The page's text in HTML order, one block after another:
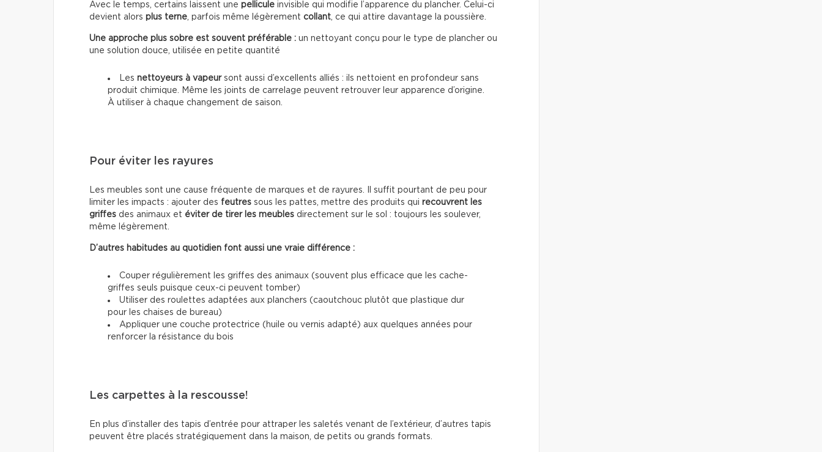
Avec le temps, certains laissent une pellicule invisible qui modifie l’apparence du plancher. Celui-ci
devient alors plus terne, parfois même légèrement collant, ce qui attire davantage la poussière.
Une approche plus sobre est souvent préférable : un nettoyant conçu pour le type de plancher ou
une solution douce, utilisée en petite quantité
Les nettoyeurs à vapeursont aussi d’excellents alliés : ils nettoient en profondeur sans
produit chimique. Même les joints de carrelage peuvent retrouver leur apparence d’origine.
À utiliser à chaque changement de saison.
Pour éviter les rayures
Les meubles sont une cause fréquente de marques et de rayures. Il suffit pourtant de peu pour
limiter les impacts : ajouter des feutres sous les pattes, mettre des produits qui recouvrent les
griffes des animaux et éviter de tirer les meubles directement sur le sol : toujours les soulever,
même légèrement.
D’autres habitudes au quotidien font aussi une vraie différence :
Couper régulièrement les griffes des animaux (souvent plus efficace que les cache-
griffes seuls puisque ceux-ci peuvent tomber)
Utiliser des roulettes adaptées aux planchers (caoutchouc plutôt que plastique dur
pour les chaises de bureau)
Appliquer une couche protectrice (huile ou vernis adapté) aux quelques années pour
renforcer la résistance du bois
Les carpettes à la rescousse!
En plus d’installer des tapis d’entrée pour attraper les saletés venant de l’extérieur, d’autres tapis
peuvent être placés stratégiquement dans la maison, de petits ou grands formats.